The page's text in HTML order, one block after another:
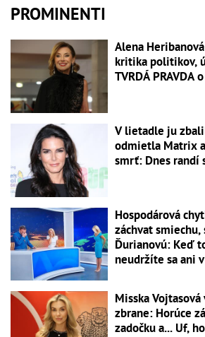
PROMINENTI
Alena
kritika politikov,
TVRDÁ PRAVDA
V lietadle ju
odmietla Matrix
smrť: Dnes randí
Hospodárová
záchvat smiechu,
Ďurianovú: Keď
neudržíte sa ani
Misska
zbrane: Horúce
zadočku a... Uf,